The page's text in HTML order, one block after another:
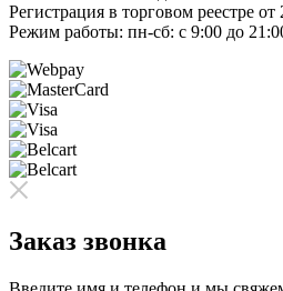
Регистрация в торговом реестре от
Режим работы: пн-сб: с 9:00 до
Заказ звонка